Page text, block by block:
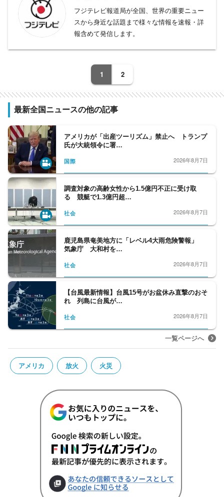
フジテレビ報道局が全国、世界の重要ニュー
スから身近な話題まで様々な情報を速報・詳
報含めて発信します。
1 2
最新全国ニュースの他の記事
アメリカが「出産ツーリズム」禁止へ トランプ
氏が大統領令に署…
国際 2026年8月7日
調査対象の高齢女性から1.5億円不正に受け取
る 競艇で1.3億円超…
社会 2026年8月7日
鹿児島県奄美地方に「レベル4大雨危険警報」
気象庁 大和村を…
社会 2026年8月7日
【台風最新情報】台風15号がお盆休み直撃のおそ
れ 列島に台風が…
社会 2026年8月7日
一覧ページへ
アメリカ 放火 火災